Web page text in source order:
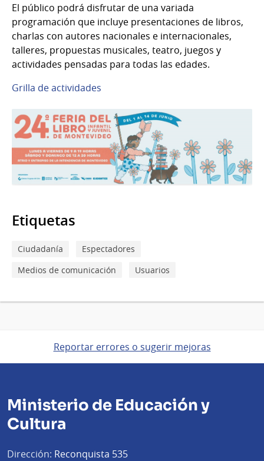
El público podrá disfrutar de una variada
programación que incluye presentaciones de libros,
charlas con autores nacionales e internacionales,
talleres, propuestas musicales, teatro, juegos y
actividades pensadas para todas las edades.
Grilla de actividades
Etiquetas
Ciudadanía
Espectadores
Medios de comunicación
Usuarios
Reportar errores o sugerir mejoras
Ministerio de Educación y
Cultura
Dirección: Reconquista 535